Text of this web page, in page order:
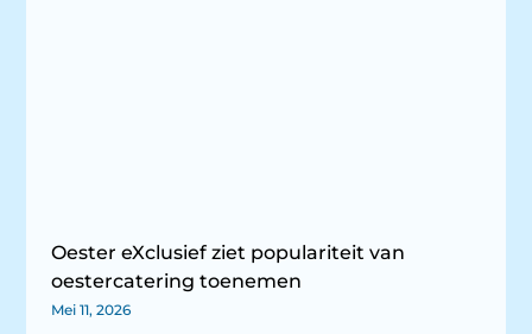
Oester eXclusief ziet populariteit van
oestercatering toenemen
Mei 11, 2026